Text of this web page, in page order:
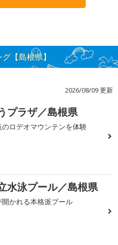
【島根県】
2026/08/09 更新
プラザ／島根県
のロデオマウンテンを体験
水泳プール／島根県
かれる本格派プール